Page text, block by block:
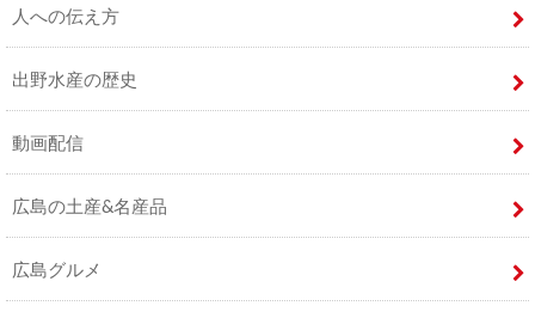
人への伝え方
出野水産の歴史
動画配信
広島の土産&名産品
広島グルメ